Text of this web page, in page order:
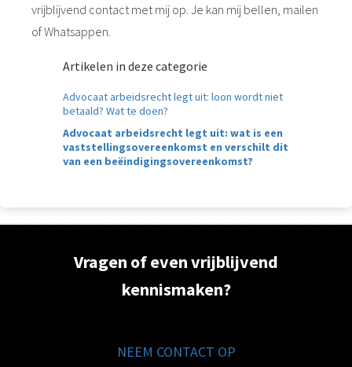
vrijblijvend contact met mij op. Je kan mij bellen, mailen
of Whatsappen.
Artikelen in deze categorie
Advocaat arbeidsrecht legt uit: loon wordt niet
betaald? Wat te doen?
Advocaat arbeidsrecht legt uit: wat is een
vaststellingsovereenkomst en verschilt dit
van een beëindigingsovereenkomst?
Vragen of even vrijblijvend
kennismaken?
NEEM CONTACT OP